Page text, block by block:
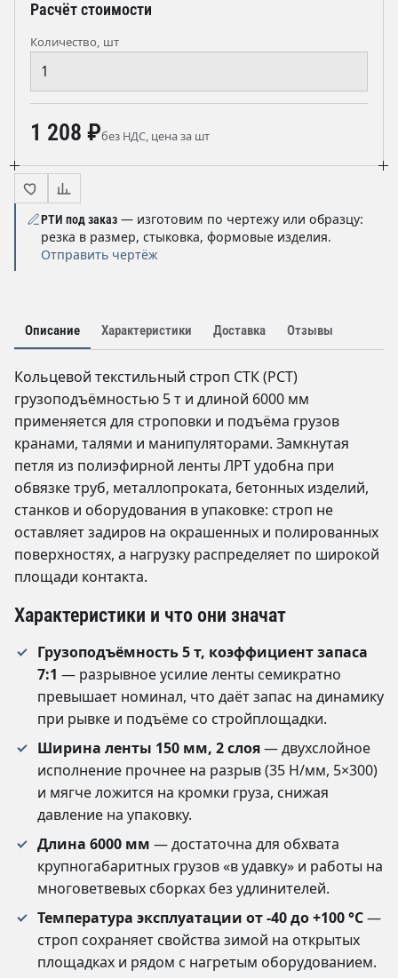
Расчёт стоимости
Количество, шт
1 208 ₽без НДС, цена за шт
РТИ под заказ — изготовим по чертежу или образцу:
резка в размер, стыковка, формовые изделия.
Отправить чертёж
Описание Характеристики Доставка Отзывы
Кольцевой текстильный строп СТК (РСТ)
грузоподъёмностью 5 т и длиной 6000 мм
применяется для строповки и подъёма грузов
кранами, талями и манипуляторами. Замкнутая
петля из полиэфирной ленты ЛРТ удобна при
обвязке труб, металлопроката, бетонных изделий,
станков и оборудования в упаковке: строп не
оставляет задиров на окрашенных и полированных
поверхностях, а нагрузку распределяет по широкой
площади контакта.
Характеристики и что они значат
Грузоподъёмность 5 т, коэффициент запаса
7:1 — разрывное усилие ленты семикратно
превышает номинал, что даёт запас на динамику
при рывке и подъёме со стройплощадки.
Ширина ленты 150 мм, 2 слоя— двухслойное
исполнение прочнее на разрыв (35 Н/мм, 5×300)
и мягче ложится на кромки груза, снижая
давление на упаковку.
Длина 6000 мм — достаточна для обхвата
крупногабаритных грузов «в удавку» и работы на
многоветвевых сборках без удлинителей.
Температура эксплуатации от -40 до +100 °C—
строп сохраняет свойства зимой на открытых
площадках и рядом с нагретым оборудованием.